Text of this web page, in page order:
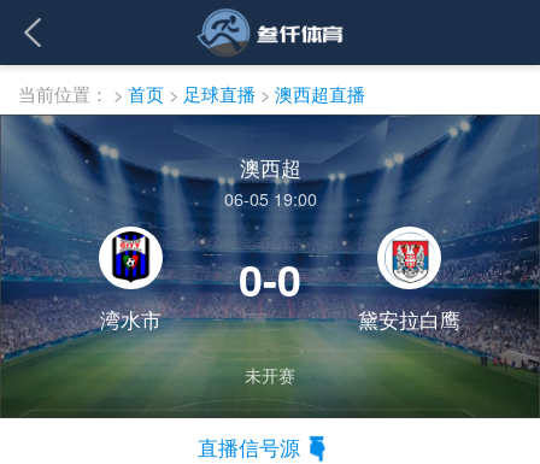
当前位置： > 首页 > 足球直播 > 澳西超直播
澳西超
06-05 19:00
湾水市
0-0
黛安拉白鹰
未开赛
直播信号源